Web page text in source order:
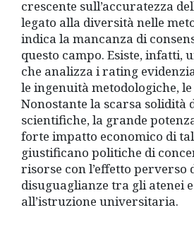
crescente sull’accuratezza
legato alla diversità nelle
indica la mancanza di
questo campo. Esiste, infatti,
che analizza i rating
le ingenuità metodologiche,
Nonostante la scarsa solidità
scientifiche, la grande
forte impatto economico di
giustificano politiche di
risorse con l’effetto perverso
disuguaglianze tra gli atenei e
all’istruzione universitaria.